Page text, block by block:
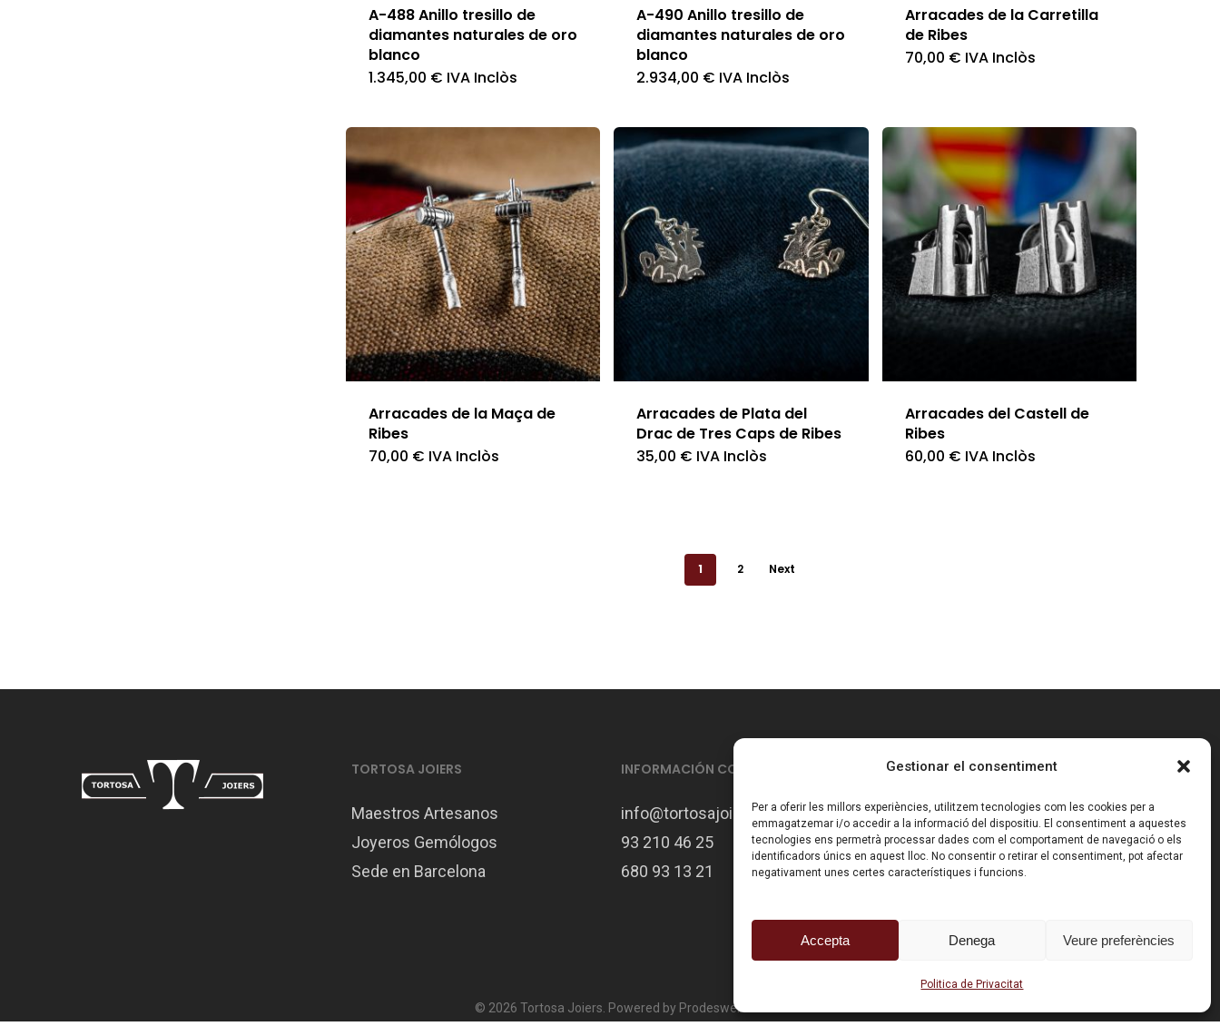
Gestionar el consentiment
Per a oferir les millors experiències, utilitzem tecnologies com les cookies per a
emmagatzemar i/o accedir a la informació del dispositiu. El consentiment a aquestes
tecnologies ens permetrà processar dades com el comportament de navegació o els
identificadors únics en aquest lloc. No consentir o retirar el consentiment, pot afectar
negativament unes certes característiques i funcions.
Accepta Denega Veure preferències
Politica de Privacitat
A-488 Anillo tresillo de
diamantes naturales de oro
blanco
1.345,00 € IVA Inclòs
A-490 Anillo tresillo de
diamantes naturales de oro
blanco
2.934,00 € IVA Inclòs
Arracades de la Carretilla
de Ribes
70,00 € IVA Inclòs
Arracades de la Maça de
Ribes
70,00 € IVA Inclòs
Arracades de Plata del
Drac de Tres Caps de Ribes
35,00 € IVA Inclòs
Arracades del Castell de
Ribes
60,00 € IVA Inclòs
1 2 Next
TORTOSA JOIERS
Maestros Artesanos
Joyeros Gemólogos
Sede en Barcelona
INFORMACIÓN CONTACTO
info@tortosajoiers.com
93 210 46 25
680 93 13 21
CONDICIONS GENERALS
Termes i Condicions
Política de Privacitat
© 2026 Tortosa Joiers. Powered by Prodesweb